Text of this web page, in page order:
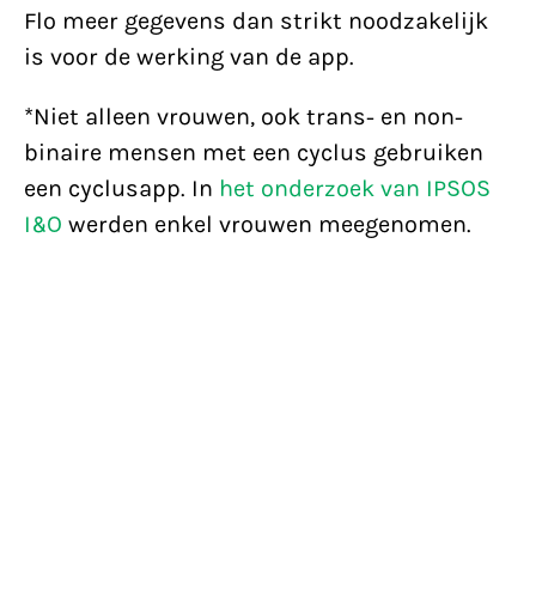
Flo meer gegevens dan strikt noodzakelijk
is voor de werking van de app.
*Niet alleen vrouwen, ook trans- en non-
binaire mensen met een cyclus gebruiken
een cyclusapp. In het onderzoek van IPSOS
I&O werden enkel vrouwen meegenomen.